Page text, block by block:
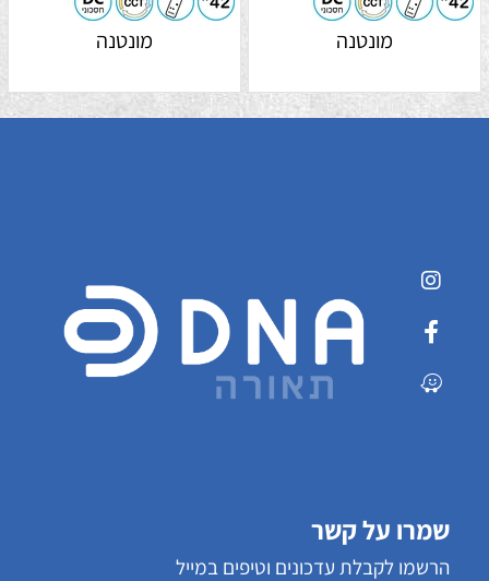
מונטנה מונטנה
שמרו על קשר
הרשמו לקבלת עדכונים וטיפים במייל